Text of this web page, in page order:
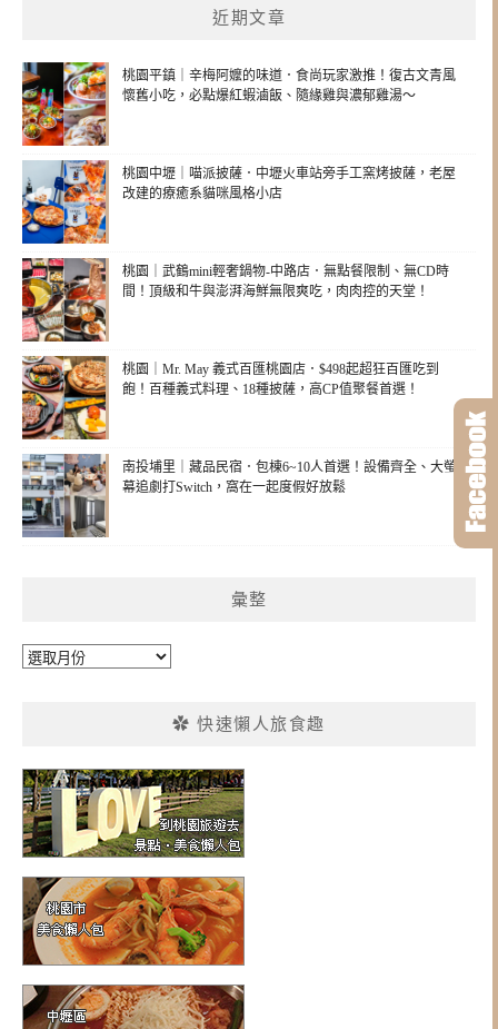
近期文章
桃園平鎮｜辛梅阿嬤的味道．食尚玩家激推！復古文青風
懷舊小吃，必點爆紅蝦滷飯、隨緣雞與濃郁雞湯～
桃園中壢｜喵派披薩．中壢火車站旁手工窯烤披薩，老屋
改建的療癒系貓咪風格小店
桃園｜武鶴mini輕奢鍋物-中路店．無點餐限制、無CD時
間！頂級和牛與澎湃海鮮無限爽吃，肉肉控的天堂！
桃園｜Mr. May 義式百匯桃園店．$498起超狂百匯吃到
飽！百種義式料理、18種披薩，高CP值聚餐首選！
南投埔里｜藏品民宿．包棟6~10人首選！設備齊全、大螢
幕追劇打Switch，窩在一起度假好放鬆
彙整
彙
✿ 快速懶人旅食趣